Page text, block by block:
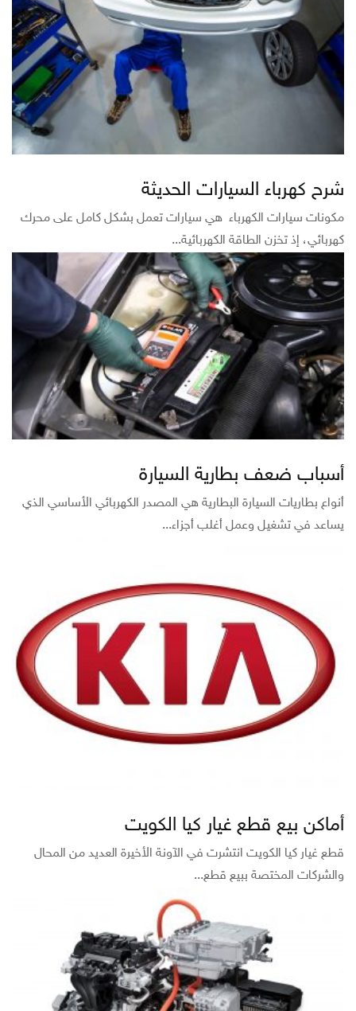
شرح كهرباء السيارات الحديثة
مكونات سيارات الكهرباء هي سيارات تعمل بشكل كامل على محرك
كهربائي، إذ تخزن الطاقة الكهربائية...
أسباب ضعف بطارية السيارة
أنواع بطاريات السيارة البطارية هي المصدر الكهربائي الأساسي الذي
يساعد في تشغيل وعمل أغلب أجزاء...
أماكن بيع قطع غيار كيا الكويت
قطع غيار كيا الكويت انتشرت في الآونة الأخيرة العديد من المحال
والشركات المختصة ببيع قطع...